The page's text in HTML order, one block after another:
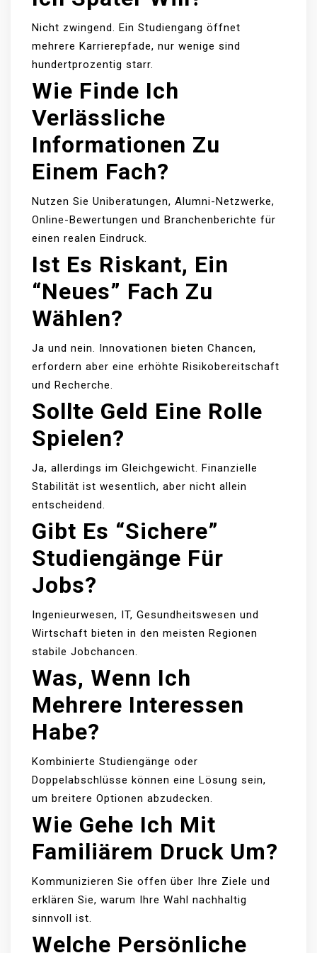
Nicht zwingend. Ein Studiengang öffnet
mehrere Karrierepfade, nur wenige sind
hundertprozentig starr.
Wie Finde Ich
Verlässliche
Informationen Zu
Einem Fach?
Nutzen Sie Uniberatungen, Alumni-Netzwerke,
Online-Bewertungen und Branchenberichte für
einen realen Eindruck.
Ist Es Riskant, Ein
“neues” Fach Zu
Wählen?
Ja und nein. Innovationen bieten Chancen,
erfordern aber eine erhöhte Risikobereitschaft
und Recherche.
Sollte Geld Eine Rolle
Spielen?
Ja, allerdings im Gleichgewicht. Finanzielle
Stabilität ist wesentlich, aber nicht allein
entscheidend.
Gibt Es “sichere”
Studiengänge Für
Jobs?
Ingenieurwesen, IT, Gesundheitswesen und
Wirtschaft bieten in den meisten Regionen
stabile Jobchancen.
Was, Wenn Ich
Mehrere Interessen
Habe?
Kombinierte Studiengänge oder
Doppelabschlüsse können eine Lösung sein,
um breitere Optionen abzudecken.
Wie Gehe Ich Mit
Familiärem Druck Um?
Kommunizieren Sie offen über Ihre Ziele und
erklären Sie, warum Ihre Wahl nachhaltig
sinnvoll ist.
Welche Persönliche